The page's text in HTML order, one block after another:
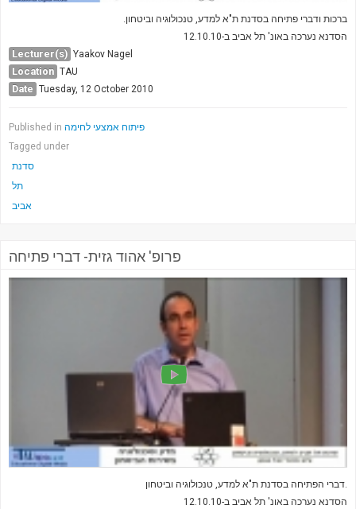
ברכות ודברי פתיחה בסדנת ת"א למדע, טנכולוגיה וביטחון.
הסדנא נערכה באונ' תל אביב ב-12.10.10
Lecturer(s) Yaakov Nagel
Location TAU
Date Tuesday, 12 October 2010
Published in פיתוח אמצעי לחימה
Tagged under
סדנת
תל
אביב
פרופ' אהוד גזית- דברי פתיחה
דברי הפתיחה בסדנת ת"א למדע, טנכולוגיה וביטחון.
הסדנא נערכה באונ' תל אביב ב-12.10.10